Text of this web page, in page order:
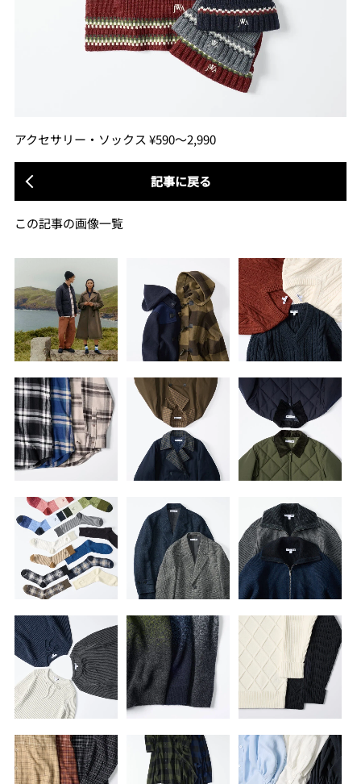
アクセサリー・ソックス ¥590〜2,990
記事に戻る
この記事の画像一覧